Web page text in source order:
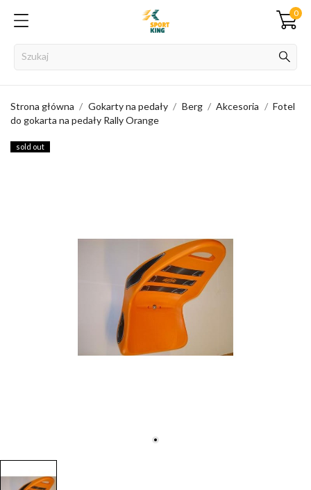
0
Strona główna Gokarty na pedały Berg Akcesoria
Fotel
do gokarta na pedały Rally Orange
sold out